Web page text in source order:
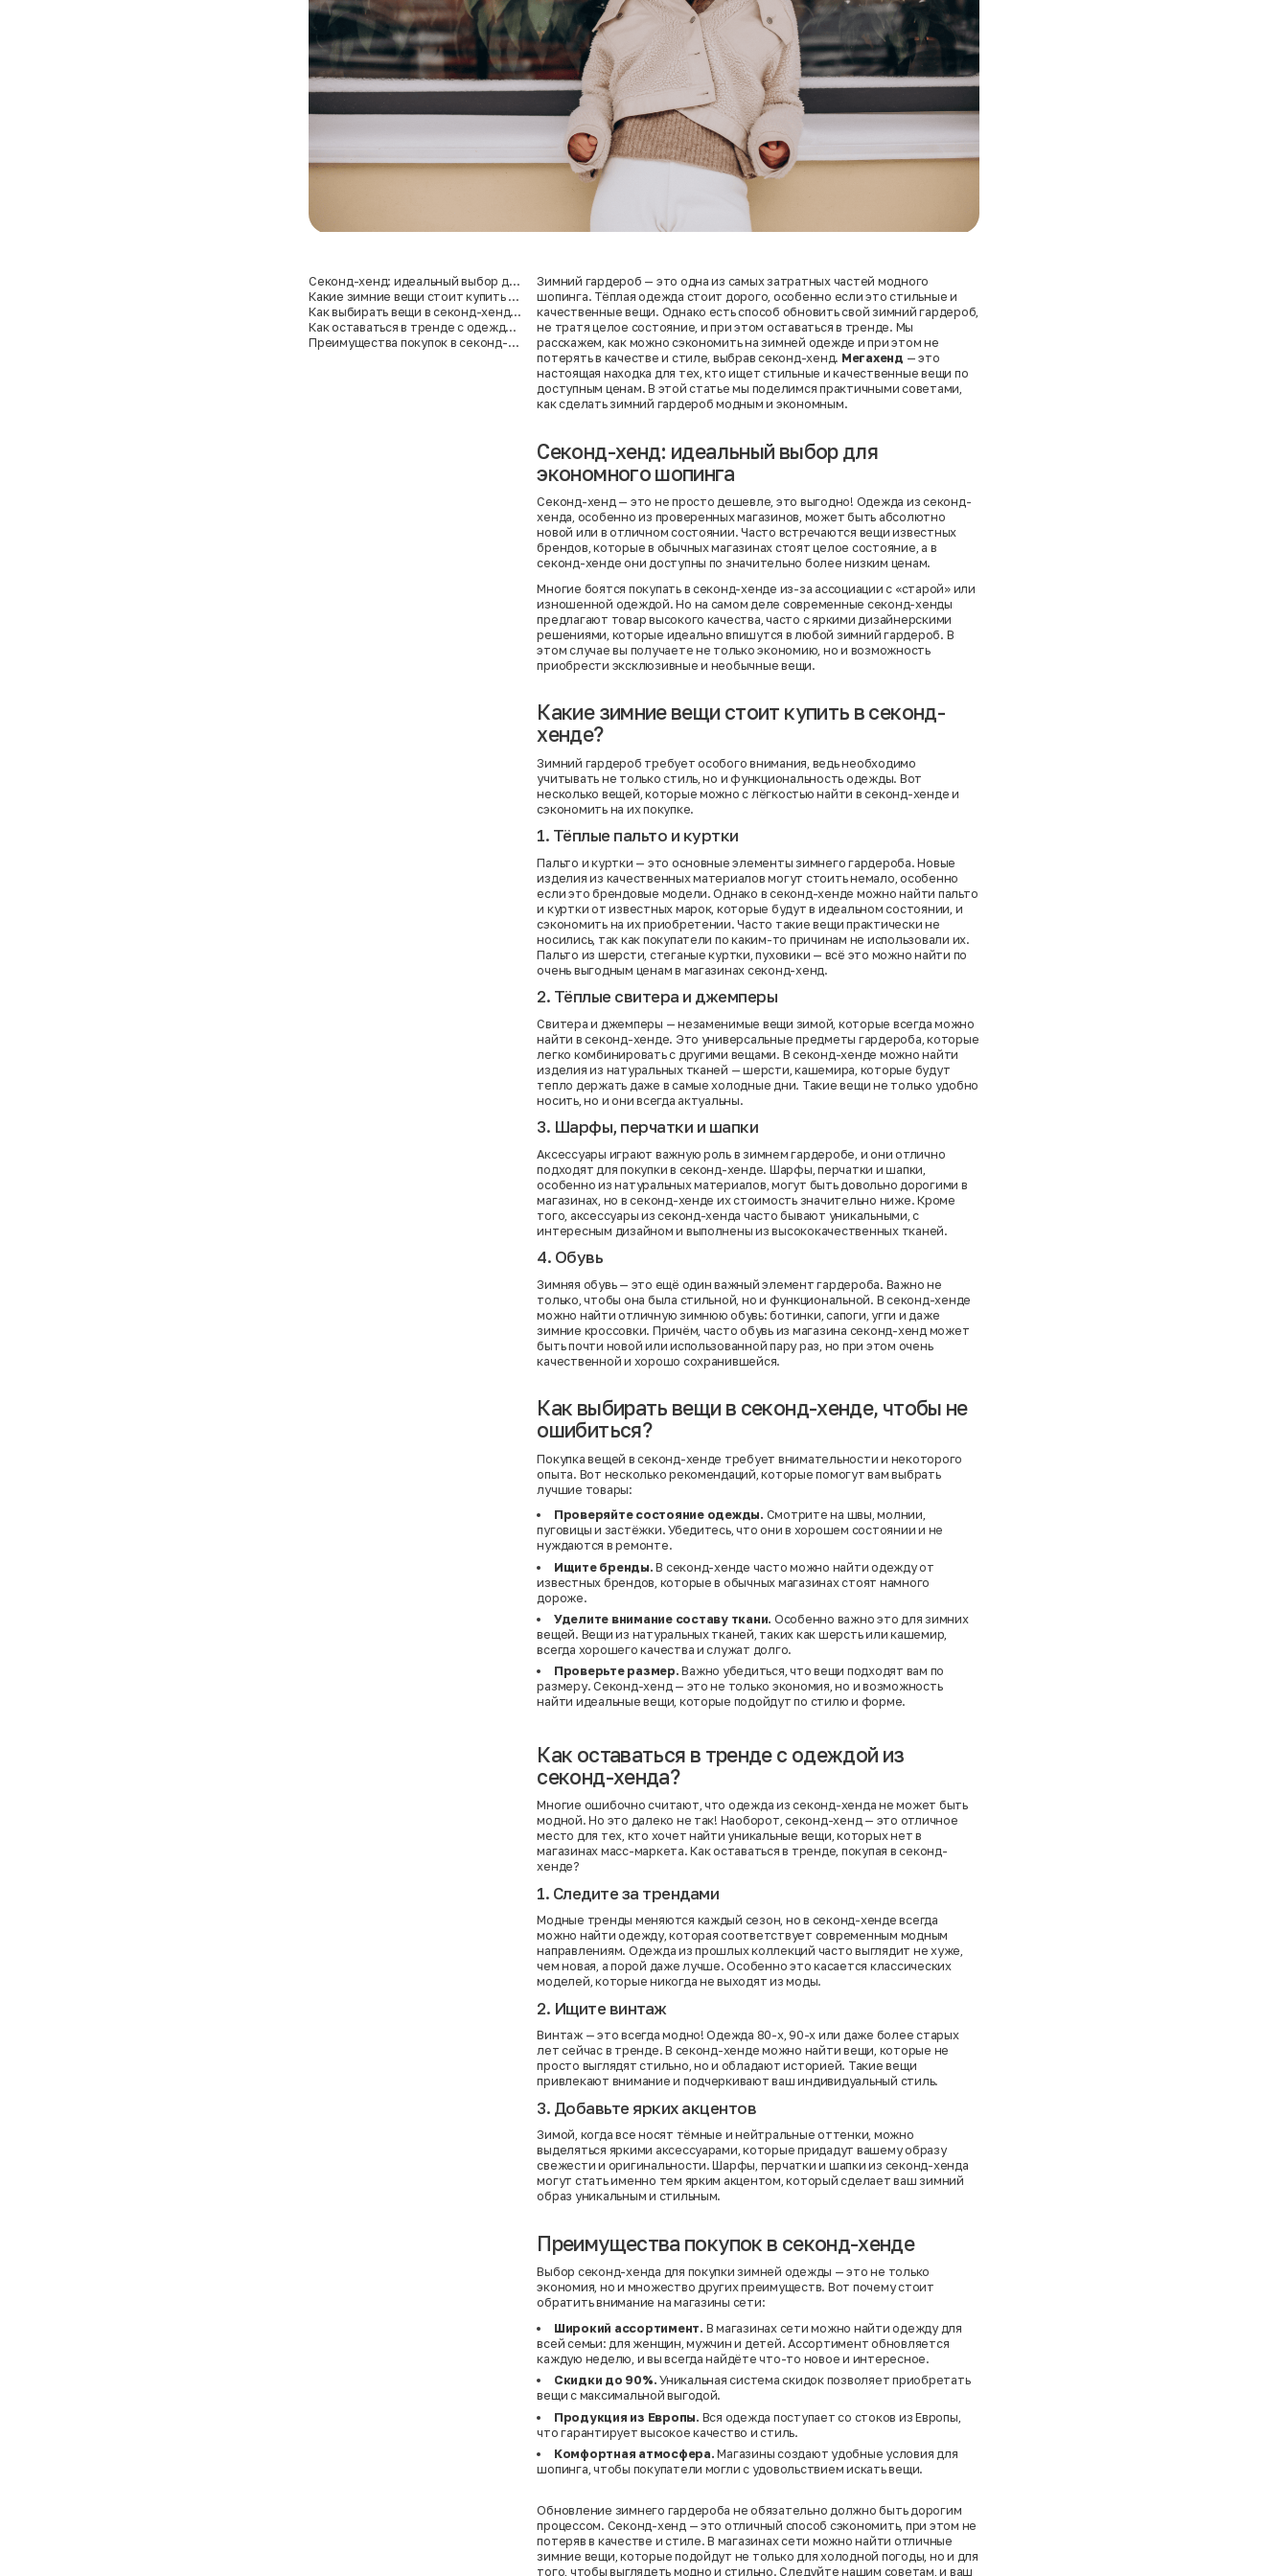
Секонд-хенд: идеальный выбор для
экономного шопинга
Какие зимние вещи стоит купить в
секонд-хенде?
Как выбирать вещи в секонд-хенде,
чтобы не ошибиться?
Как оставаться в тренде с одеждой
из секонд-хенда?
Преимущества покупок в секонд-
Зимний гардероб — это одна из самых затратных частей модного
шопинга. Тёплая одежда стоит дорого, особенно если это стильные и
качественные вещи. Однако есть способ обновить свой зимний гардероб,
не тратя целое состояние, и при этом оставаться в тренде. Мы
расскажем, как можно сэкономить на зимней одежде и при этом не
потерять в качестве и стиле, выбрав секонд-хенд. Мегахенд — это
настоящая находка для тех, кто ищет стильные и качественные вещи по
доступным ценам. В этой статье мы поделимся практичными советами,
как сделать зимний гардероб модным и экономным.
Секонд-хенд: идеальный выбор для
экономного шопинга
Секонд-хенд — это не просто дешевле, это выгодно! Одежда из секонд-
хенда, особенно из проверенных магазинов, может быть абсолютно
новой или в отличном состоянии. Часто встречаются вещи известных
брендов, которые в обычных магазинах стоят целое состояние, а в
секонд-хенде они доступны по значительно более низким ценам.
Многие боятся покупать в секонд-хенде из-за ассоциации с «старой» или
изношенной одеждой. Но на самом деле современные секонд-хенды
предлагают товар высокого качества, часто с яркими дизайнерскими
решениями, которые идеально впишутся в любой зимний гардероб. В
этом случае вы получаете не только экономию, но и возможность
приобрести эксклюзивные и необычные вещи.
Какие зимние вещи стоит купить в секонд-
хенде?
Зимний гардероб требует особого внимания, ведь необходимо
учитывать не только стиль, но и функциональность одежды. Вот
несколько вещей, которые можно с лёгкостью найти в секонд-хенде и
сэкономить на их покупке.
1. Тёплые пальто и куртки
Пальто и куртки — это основные элементы зимнего гардероба. Новые
изделия из качественных материалов могут стоить немало, особенно
если это брендовые модели. Однако в секонд-хенде можно найти пальто
и куртки от известных марок, которые будут в идеальном состоянии, и
сэкономить на их приобретении. Часто такие вещи практически не
носились, так как покупатели по каким-то причинам не использовали их.
Пальто из шерсти, стеганые куртки, пуховики — всё это можно найти по
очень выгодным ценам в магазинах секонд-хенд.
2. Тёплые свитера и джемперы
Свитера и джемперы — незаменимые вещи зимой, которые всегда можно
найти в секонд-хенде. Это универсальные предметы гардероба, которые
легко комбинировать с другими вещами. В секонд-хенде можно найти
изделия из натуральных тканей — шерсти, кашемира, которые будут
тепло держать даже в самые холодные дни. Такие вещи не только удобно
носить, но и они всегда актуальны.
3. Шарфы, перчатки и шапки
Аксессуары играют важную роль в зимнем гардеробе, и они отлично
подходят для покупки в секонд-хенде. Шарфы, перчатки и шапки,
особенно из натуральных материалов, могут быть довольно дорогими в
магазинах, но в секонд-хенде их стоимость значительно ниже. Кроме
того, аксессуары из секонд-хенда часто бывают уникальными, с
интересным дизайном и выполнены из высококачественных тканей.
4. Обувь
Зимняя обувь — это ещё один важный элемент гардероба. Важно не
только, чтобы она была стильной, но и функциональной. В секонд-хенде
можно найти отличную зимнюю обувь: ботинки, сапоги, угги и даже
зимние кроссовки. Причём, часто обувь из магазина секонд-хенд может
быть почти новой или использованной пару раз, но при этом очень
качественной и хорошо сохранившейся.
Как выбирать вещи в секонд-хенде, чтобы не
ошибиться?
Покупка вещей в секонд-хенде требует внимательности и некоторого
опыта. Вот несколько рекомендаций, которые помогут вам выбрать
лучшие товары:
Проверяйте состояние одежды. Смотрите на швы, молнии,
пуговицы и застёжки. Убедитесь, что они в хорошем состоянии и не
нуждаются в ремонте.
Ищите бренды. В секонд-хенде часто можно найти одежду от
известных брендов, которые в обычных магазинах стоят намного
дороже.
Уделите внимание составу ткани. Особенно важно это для зимних
вещей. Вещи из натуральных тканей, таких как шерсть или кашемир,
всегда хорошего качества и служат долго.
Проверьте размер. Важно убедиться, что вещи подходят вам по
размеру. Секонд-хенд — это не только экономия, но и возможность
найти идеальные вещи, которые подойдут по стилю и форме.
Как оставаться в тренде с одеждой из
секонд-хенда?
Многие ошибочно считают, что одежда из секонд-хенда не может быть
модной. Но это далеко не так! Наоборот, секонд-хенд — это отличное
место для тех, кто хочет найти уникальные вещи, которых нет в
магазинах масс-маркета. Как оставаться в тренде, покупая в секонд-
хенде?
1. Следите за трендами
Модные тренды меняются каждый сезон, но в секонд-хенде всегда
можно найти одежду, которая соответствует современным модным
направлениям. Одежда из прошлых коллекций часто выглядит не хуже,
чем новая, а порой даже лучше. Особенно это касается классических
моделей, которые никогда не выходят из моды.
2. Ищите винтаж
Винтаж — это всегда модно! Одежда 80-х, 90-х или даже более старых
лет сейчас в тренде. В секонд-хенде можно найти вещи, которые не
просто выглядят стильно, но и обладают историей. Такие вещи
привлекают внимание и подчеркивают ваш индивидуальный стиль.
3. Добавьте ярких акцентов
Зимой, когда все носят тёмные и нейтральные оттенки, можно
выделяться яркими аксессуарами, которые придадут вашему образу
свежести и оригинальности. Шарфы, перчатки и шапки из секонд-хенда
могут стать именно тем ярким акцентом, который сделает ваш зимний
образ уникальным и стильным.
Преимущества покупок в секонд-хенде
Выбор секонд-хенда для покупки зимней одежды — это не только
экономия, но и множество других преимуществ. Вот почему стоит
обратить внимание на магазины сети:
Широкий ассортимент. В магазинах сети можно найти одежду для
всей семьи: для женщин, мужчин и детей. Ассортимент обновляется
каждую неделю, и вы всегда найдёте что-то новое и интересное.
Скидки до 90%. Уникальная система скидок позволяет приобретать
вещи с максимальной выгодой.
Продукция из Европы. Вся одежда поступает со стоков из Европы,
что гарантирует высокое качество и стиль.
Комфортная атмосфера. Магазины создают удобные условия для
шопинга, чтобы покупатели могли с удовольствием искать вещи.
Обновление зимнего гардероба не обязательно должно быть дорогим
процессом. Секонд-хенд — это отличный способ сэкономить, при этом не
потеряв в качестве и стиле. В магазинах сети можно найти отличные
зимние вещи, которые подойдут не только для холодной погоды, но и для
того, чтобы выглядеть модно и стильно. Следуйте нашим советам, и ваш